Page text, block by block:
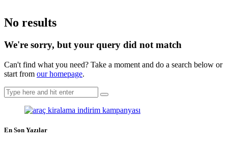
No results
We're sorry, but your query did not match
Can't find what you need? Take a moment and do a search below or
start from our homepage.
En Son Yazılar